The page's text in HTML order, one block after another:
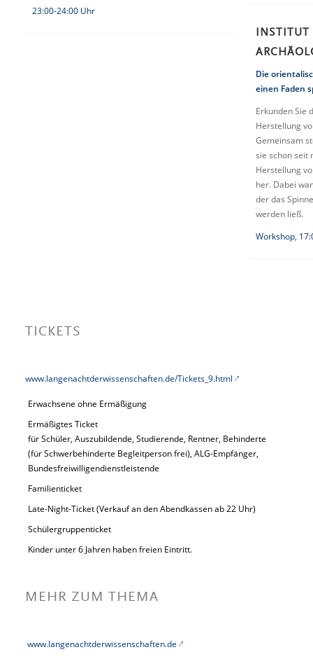
23:00-24:00 Uhr
Die
einen Faden
Erkunden Sie
Herstellung
Gemeinsam
sie schon seit
Herstellung
her. Dabei
der das
werden ließ.
Workshop,
TICKETS
www.langenachtderwissenschaften.de/Tickets_9.html
Erwachsene ohne Ermäßigung
Ermäßigtes Ticket
für Schüler, Auszubildende, Studierende, Rentner, Behinderte
(für Schwerbehinderte Begleitperson frei), ALG-Empfänger,
Bundesfreiwilligendienstleistende
Familienticket
Late-Night-Ticket (Verkauf an den Abendkassen ab 22 Uhr)
Schülergruppenticket
Kinder unter 6 Jahren haben freien Eintritt.
MEHR ZUM THEMA
www.langenachtderwissenschaften.de